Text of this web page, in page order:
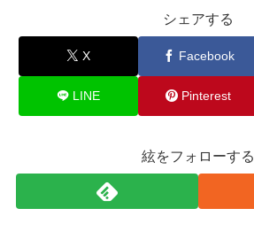
シェアする
X Facebook
LINE Pinterest
絃をフォローする